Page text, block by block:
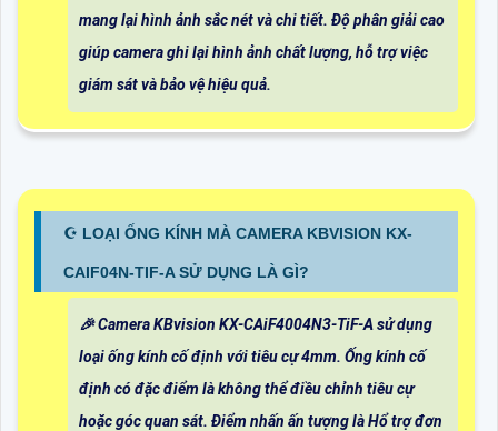
mang lại hình ảnh sắc nét và chi tiết. Độ phân giải cao
giúp camera ghi lại hình ảnh chất lượng, hỗ trợ việc
giám sát và bảo vệ hiệu quả.
☪ LOẠI ỐNG KÍNH MÀ CAMERA KBVISION KX-
CAIF04N-TIF-A SỬ DỤNG LÀ GÌ?
️🎉 Camera KBvision KX-CAiF4004N3-TiF-A sử dụng
loại ống kính cố định với tiêu cự 4mm. Ống kính cố
định có đặc điểm là không thể điều chỉnh tiêu cự
hoặc góc quan sát. Điểm nhấn ấn tượng là Hổ trợ đơn